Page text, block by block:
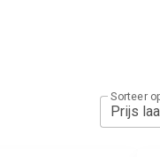
Sorteer